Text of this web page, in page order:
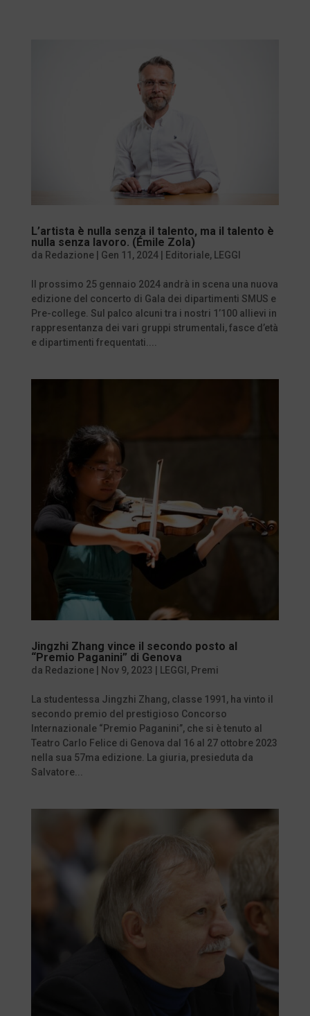
L’artista è nulla senza il talento, ma il talento è
nulla senza lavoro. (Émile Zola)
da Redazione| Gen 11, 2024| Editoriale, LEGGI
Il prossimo 25 gennaio 2024 andrà in scena una nuova
edizione del concerto di Gala dei dipartimenti SMUS e
Pre-college. Sul palco alcuni tra i nostri 1’100 allievi in
rappresentanza dei vari gruppi strumentali, fasce d’età
e dipartimenti frequentati....
Jingzhi Zhang vince il secondo posto al
“Premio Paganini” di Genova
da Redazione| Nov 9, 2023 LEGGI , Premi
La studentessa Jingzhi Zhang, classe 1991, ha vinto il
secondo premio del prestigioso Concorso
Internazionale “Premio Paganini”, che si è tenuto al
Teatro Carlo Felice di Genova dal 16 al 27 ottobre 2023
nella sua 57ma edizione. La giuria, presieduta da
Salvatore...